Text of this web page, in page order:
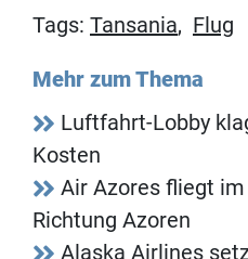
Tags: Tansania, Flug
Mehr zum Thema
Luftfahrt-Lobby
Kosten
Air Azores fliegt
Richtung Azoren
Alaska Airlines